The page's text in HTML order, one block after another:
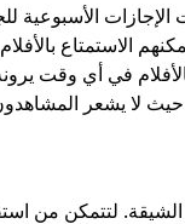
الأسبوعية
الاستمتاع
في أي وقت
لا يشعر المشاهدون